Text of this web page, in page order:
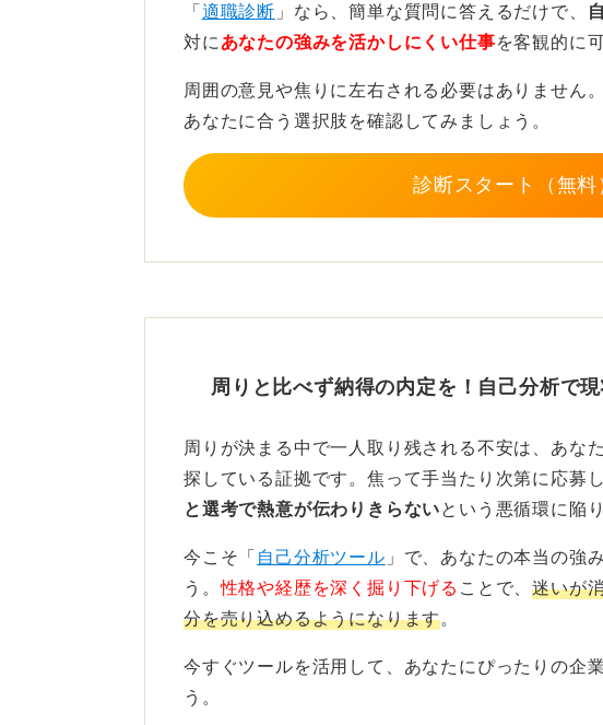
業ギリギリまで採用している企業もたくさんありま
う。
「 適職診断 」なら、簡単な質問に答えるだけで、
対に あなたの強みを活かしにくい仕事を客観的に
周囲の意見や焦りに左右される必要はありません
あなたに合う選択肢を確認してみましょう。
診断スタート（無料
周りと比べず納得の内定を！自己分析で
周りが決まる中で一人取り残される不安は、あな
探している証拠です。焦って手当たり次第に応募し
と選考で熱意が伝わりきらないという悪循環に陥
今こそ「 自己分析ツール 」で、あなたの本当の強
う。性格や経歴を深く掘り下げる ことで、迷いが
分を売り込めるようになります。
今すぐツールを活用して、あなたにぴったりの企
う。